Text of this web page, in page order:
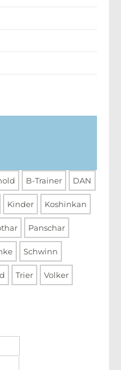
B-Trainer DAN
Kinder Koshinkan
Panschar
Schwinn
Trier Volker